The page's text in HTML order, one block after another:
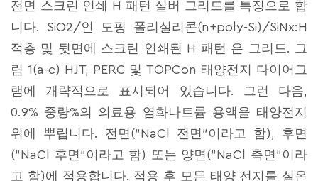
전면 스크린 인쇄 H 패턴 실버 그리드를 특징으로 합
니다. SiO2/인 도핑 폴리실리콘(n+poly-Si)/SiNx:H
적층 및 뒷면에 스크린 인쇄된 H 패턴 은 그리드. 그
림 1(a-c) HJT, PERC 및 TOPCon 태양전지 다이어그
램에 개략적으로 표시되어 있습니다. 그런 다음,
0.9% 중량%의 의료용 염화나트륨 용액을 태양전지
위에 뿌립니다. 전면("NaCl 전면"이라고 함), 후면
("NaCl 후면"이라고 함) 또는 양면("NaCl 측면"이라
고 함)에 적용합니다. 적용 후 모든 태양 전지를 실온